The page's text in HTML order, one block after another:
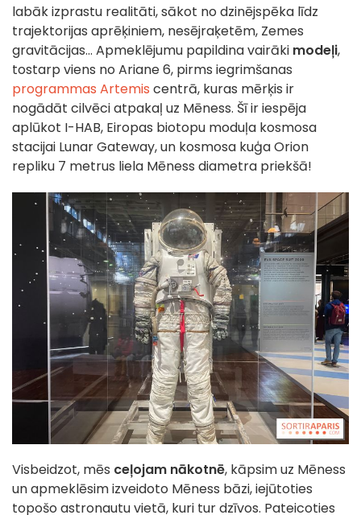
labāk izprastu realitāti, sākot no dzinējspēka līdz
trajektorijas aprēķiniem, nesējraķetēm, Zemes
gravitācijas... Apmeklējumu papildina vairāki modeļi,
tostarp viens no Ariane 6, pirms iegrimšanas
programmas Artemis centrā, kuras mērķis ir
nogādāt cilvēci atpakaļ uz Mēness. Šī ir iespēja
aplūkot I-HAB, Eiropas biotopu moduļa kosmosa
stacijai Lunar Gateway, un kosmosa kuģa Orion
repliku 7 metrus liela Mēness diametra priekšā!
Visbeidzot, mēs ceļojam nākotnē, kāpsim uz Mēness
un apmeklēsim izveidoto Mēness bāzi, iejūtoties
topošo astronautu vietā, kuri tur dzīvos. Pateicoties